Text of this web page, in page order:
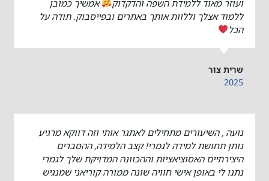
ועוזר מאוד ללמידת השפה והדקדוק
אמשיך כמובן
ללמוד אצלך וללוות אותך באתרים ובפייסבוק. תודה על
הכל
שרית צור
2025
נועה , השיעורים מתחילים לאתגר אותי וזה דווקא מרגיע
נותן תחושת למידה לגמרי! קצב הלמידה, ההסברים
היצירתיים האסוציאציות וההכוונה המדויקת שלך לגמרי
נתנו לי באופן אישי חוויה שונה ממורה קוריאני שמנגיש